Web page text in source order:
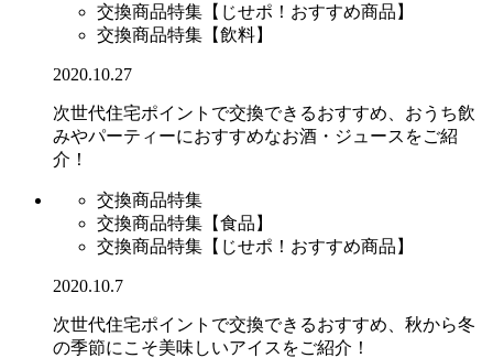
交換商品特集【じせポ！おすすめ商品】
交換商品特集【飲料】
2020.10.27
次世代住宅ポイントで交換できるおすすめ、おうち飲
みやパーティーにおすすめなお酒・ジュースをご紹
介！
交換商品特集
交換商品特集【食品】
交換商品特集【じせポ！おすすめ商品】
2020.10.7
次世代住宅ポイントで交換できるおすすめ、秋から冬
の季節にこそ美味しいアイスをご紹介！